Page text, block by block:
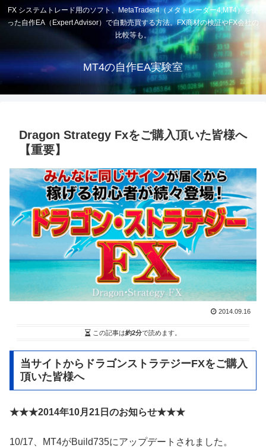
FX システムトレード用のソフト、MetaTrader4（メタトレーダー4,MT4）を使
った自作EA（Expert Advisor）で自動売買する方法。FX商材の検証やFX会社の
比較等も。
MT4の自作EA実験室
Dragon Strategy Fxをご購入頂いた皆様へ
【重要】
2014.09.16
この記事は約2分で読めます。
当サイトからドラゴンストラテジーFXをご購入
頂いた皆様へ
★★★2014年10月21日のお知らせ★★★
10/17、MT4がBuild735にアップデートされました。